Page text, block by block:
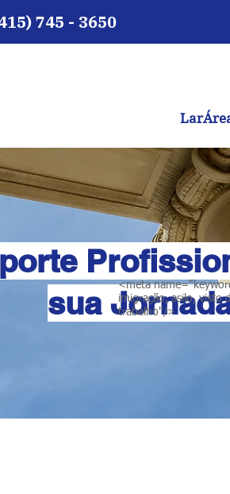
745 - 3650
Lar
sua
<meta
imigração, asilo, visto
trabalho"/>